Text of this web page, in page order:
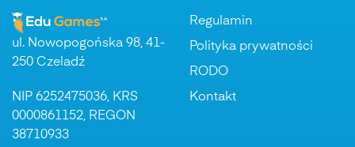
ul. Nowopogońska 98, 41-
250 Czeladź
NIP 6252475036, KRS
0000861152, REGON
38710933
Regulamin
Polityka prywatności
RODO
Kontakt